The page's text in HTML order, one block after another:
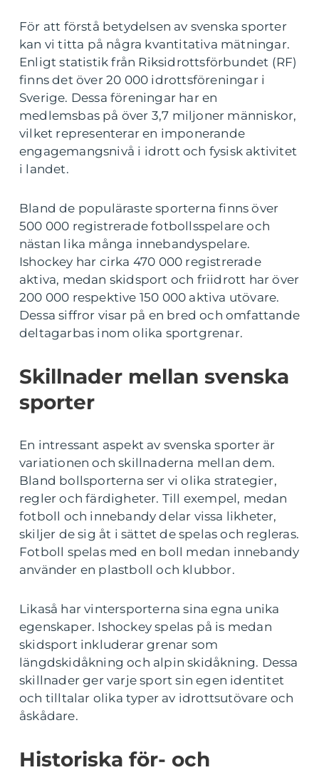
För att förstå betydelsen av svenska sporter
kan vi titta på några kvantitativa mätningar.
Enligt statistik från Riksidrottsförbundet (RF)
finns det över 20 000 idrottsföreningar i
Sverige. Dessa föreningar har en
medlemsbas på över 3,7 miljoner människor,
vilket representerar en imponerande
engagemangsnivå i idrott och fysisk aktivitet
i landet.
Bland de populäraste sporterna finns över
500 000 registrerade fotbollsspelare och
nästan lika många innebandyspelare.
Ishockey har cirka 470 000 registrerade
aktiva, medan skidsport och friidrott har över
200 000 respektive 150 000 aktiva utövare.
Dessa siffror visar på en bred och omfattande
deltagarbas inom olika sportgrenar.
Skillnader mellan svenska
sporter
En intressant aspekt av svenska sporter är
variationen och skillnaderna mellan dem.
Bland bollsporterna ser vi olika strategier,
regler och färdigheter. Till exempel, medan
fotboll och innebandy delar vissa likheter,
skiljer de sig åt i sättet de spelas och regleras.
Fotboll spelas med en boll medan innebandy
använder en plastboll och klubbor.
Likaså har vintersporterna sina egna unika
egenskaper. Ishockey spelas på is medan
skidsport inkluderar grenar som
längdskidåkning och alpin skidåkning. Dessa
skillnader ger varje sport sin egen identitet
och tilltalar olika typer av idrottsutövare och
åskådare.
Historiska för- och